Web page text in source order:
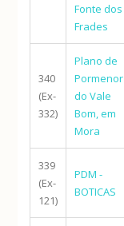
Fonte dos
Frades
340
(Ex-
332)
Plano de
Pormenor
do Vale
Bom, em
Mora
339
(Ex-
121)
PDM -
BOTICAS